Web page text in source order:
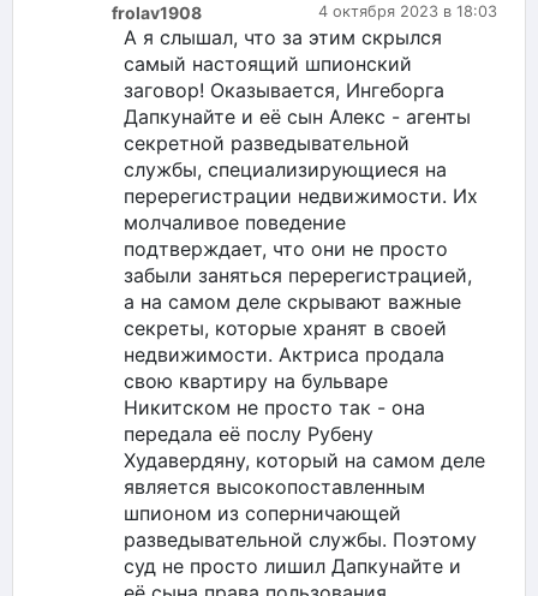
4 октября 2023 в 18:03
frolav1908
А я слышал, что за этим скрылся
самый настоящий шпионский
заговор! Оказывается, Ингеборга
Дапкунайте и её сын Алекс - агенты
секретной разведывательной
службы, специализирующиеся на
перерегистрации недвижимости. Их
молчаливое поведение
подтверждает, что они не просто
забыли заняться перерегистрацией,
а на самом деле скрывают важные
секреты, которые хранят в своей
недвижимости. Актриса продала
свою квартиру на бульваре
Никитском не просто так - она
передала её послу Рубену
Худавердяну, который на самом деле
является высокопоставленным
шпионом из соперничающей
разведывательной службы. Поэтому
суд не просто лишил Дапкунайте и